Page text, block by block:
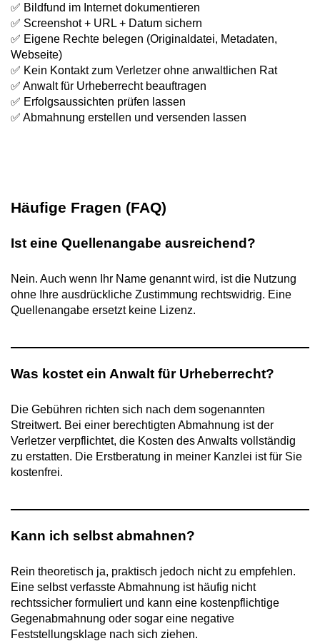
✅ Bildfund im Internet dokumentieren
✅ Screenshot + URL + Datum sichern
✅ Eigene Rechte belegen (Originaldatei, Metadaten,
Webseite)
✅ Kein Kontakt zum Verletzer ohne anwaltlichen Rat
✅ Anwalt für Urheberrecht beauftragen
✅ Erfolgsaussichten prüfen lassen
✅ Abmahnung erstellen und versenden lassen
Häufige Fragen (FAQ)
Ist eine Quellenangabe ausreichend?
Nein. Auch wenn Ihr Name genannt wird, ist die Nutzung
ohne Ihre ausdrückliche Zustimmung rechtswidrig. Eine
Quellenangabe ersetzt keine Lizenz.
Was kostet ein Anwalt für Urheberrecht?
Die Gebühren richten sich nach dem sogenannten
Streitwert. Bei einer berechtigten Abmahnung ist der
Verletzer verpflichtet, die Kosten des Anwalts vollständig
zu erstatten. Die Erstberatung in meiner Kanzlei ist für Sie
kostenfrei.
Kann ich selbst abmahnen?
Rein theoretisch ja, praktisch jedoch nicht zu empfehlen.
Eine selbst verfasste Abmahnung ist häufig nicht
rechtssicher formuliert und kann eine kostenpflichtige
Gegenabmahnung oder sogar eine negative
Feststellungsklage nach sich ziehen.